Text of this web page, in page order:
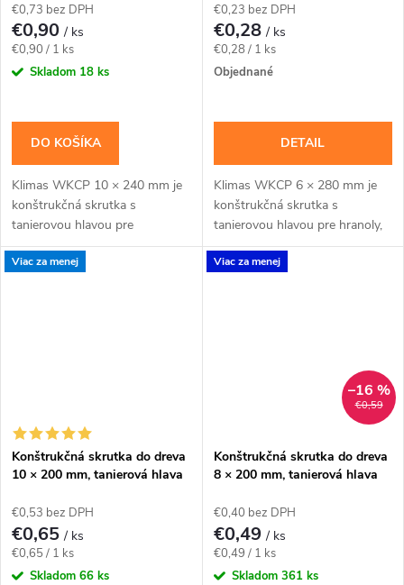
€0,73 bez DPH
€0,90/ ks
Jednotková
cena:
€0,90 / 1 ks
Skladom 18 ks
DO KOŠÍKA
Klimas WKCP 10 × 240 mm je
konštrukčná skrutka s
tanierovou hlavou pre
masívnejšie drevené prvky a
konštrukčné spoje navrhnuté
€0,23 bez DPH
€0,28/ ks
Jednotková
cena:
€0,28 / 1 ks
Objednané
DETAIL
Klimas WKCP 6 × 280 mm je
konštrukčná skrutka s
tanierovou hlavou pre hranoly,
krokvy a dlhšie drevené spoje s
priznanou hlavou. Závit má
Viac za menej
Konštrukčná skrutka do dreva
10 × 200 mm, tanierová hlava
€0,53 bez DPH
€0,65/ ks
Jednotková
cena:
€0,65 / 1 ks
Skladom 66 ks
Viac za menej
€0,59
–16 %
Konštrukčná skrutka do dreva
8 × 200 mm, tanierová hlava
€0,40 bez DPH
€0,49/ ks
Jednotková
cena:
€0,49 / 1 ks
Skladom 361 ks